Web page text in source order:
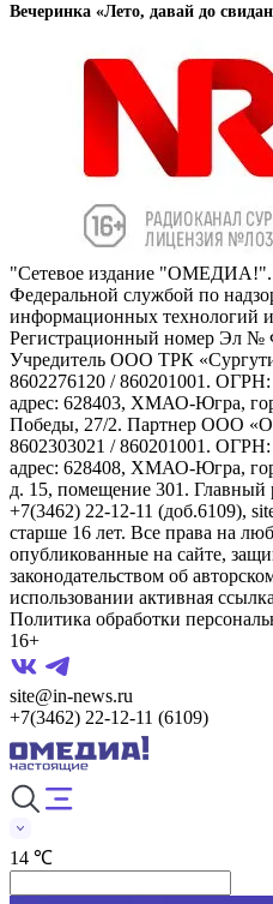
Вечеринка «Лето, давай до
"Сетевое издание "ОМЕДИА!".
Федеральной службой по
информационных технологий
Регистрационный номер Эл №
Учредитель ООО ТРК
8602276120 / 860201001.
адрес: 628403, ХМАО-Югра,
Победы, 27/2. Партнер ООО
8602303021 / 860201001.
адрес: 628408, ХМАО-Югра,
д. 15, помещение 301. Главный
+7(3462) 22-12-11 (доб.6109),
старше 16 лет. Все права на
опубликованные на сайте,
законодательством об
использовании активная
Политика обработки
16+
site@in-news.ru
+7(3462) 22-12-11 (6109)
14 ℃